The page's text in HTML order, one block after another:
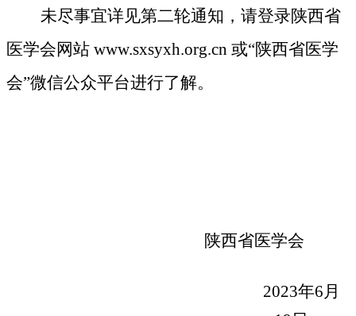
未尽事宜详见第二轮通知 ， 请登录陕西省
医学会网站 www.sxsyxh.org.cn 或“陕西省医学
会”微信公众平台进行了解。
陕西省医学会
2023年6 月